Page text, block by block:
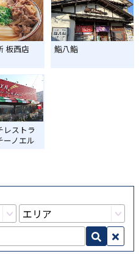
板西店 鮨八鮨
レストラ
ノエル